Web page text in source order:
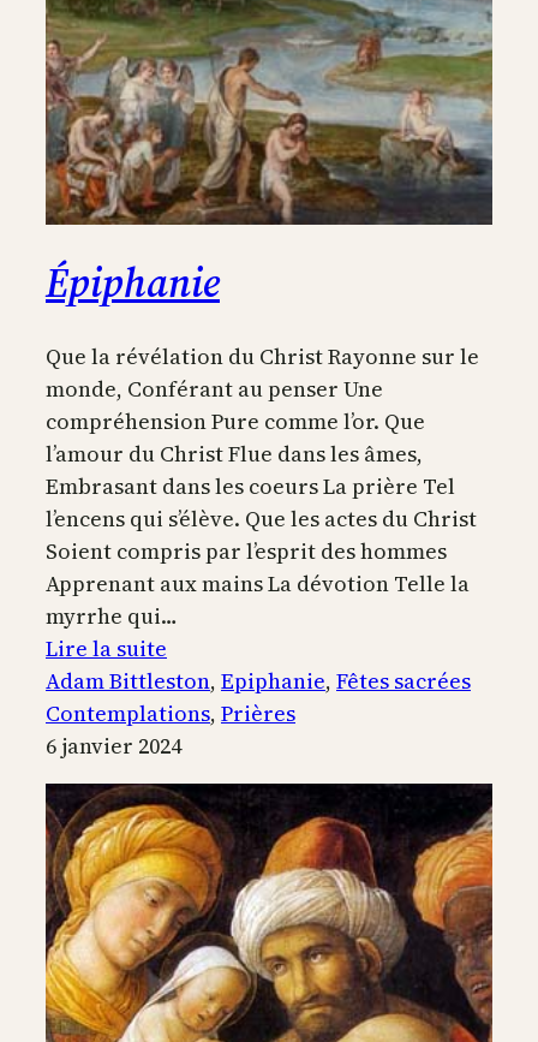
Épiphanie
Que la révélation du Christ Rayonne sur le
monde, Conférant au penser Une
compréhension Pure comme l’or. Que
l’amour du Christ Flue dans les âmes,
Embrasant dans les coeurs La prière Tel
l’encens qui s’élève. Que les actes du Christ
Soient compris par l’esprit des hommes
Apprenant aux mains La dévotion Telle la
myrrhe qui…
Lire la suite
Épiphanie
Adam Bittleston, Epiphanie, Fêtes sacrées
Contemplations, Prières
6 janvier 2024